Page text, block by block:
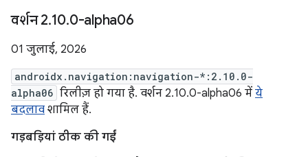
वर्शन 2.10.0-alpha06
01 जुलाई, 2026
androidx.navigation:navigation-*:2.10.0-
alpha06 रिलीज़ हो गया है. वर्शन 2.10.0-alpha06 में ये
बदलाव शामिल हैं.
गड़बड़ियां ठीक की गईं